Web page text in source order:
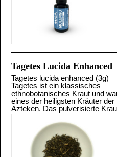
Tagetes Lucida Enhanced
Tagetes lucida enhanced (3g)
Tagetes ist ein klassisches
ethnobotanisches Kraut und
eines der heiligsten Kräuter der
Azteken. Das pulverisierte